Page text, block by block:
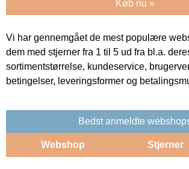
Køb nu »
Vi har gennemgået de mest populære
dem med stjerner fra 1 til 5 ud fra bl.a.
sortimentstørrelse, kundeservice,
betingelser, leveringsformer og
Bedst anmeldte
Webshop Stjerner